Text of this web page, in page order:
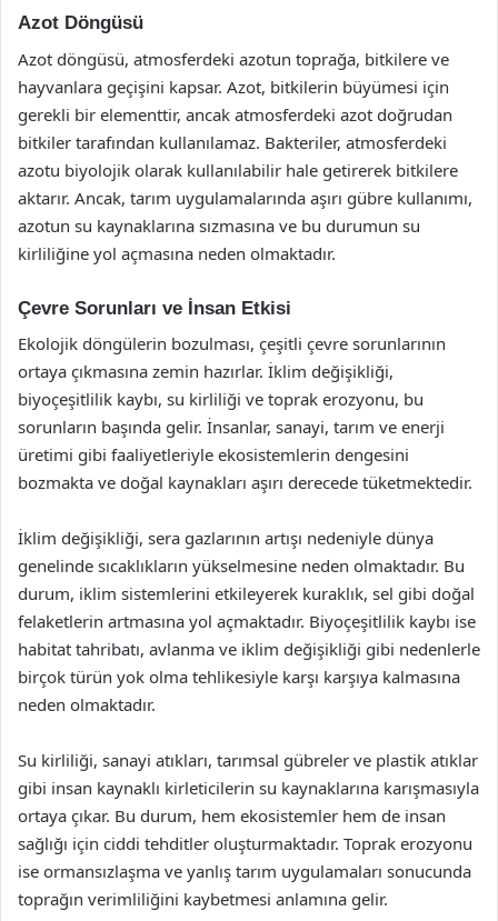
Azot Döngüsü
Azot döngüsü, atmosferdeki azotun toprağa, bitkilere ve
hayvanlara geçişini kapsar. Azot, bitkilerin büyümesi için
gerekli bir elementtir, ancak atmosferdeki azot doğrudan
bitkiler tarafından kullanılamaz. Bakteriler, atmosferdeki
azotu biyolojik olarak kullanılabilir hale getirerek bitkilere
aktarır. Ancak, tarım uygulamalarında aşırı gübre kullanımı,
azotun su kaynaklarına sızmasına ve bu durumun su
kirliliğine yol açmasına neden olmaktadır.
Çevre Sorunları ve İnsan Etkisi
Ekolojik döngülerin bozulması, çeşitli çevre sorunlarının
ortaya çıkmasına zemin hazırlar. İklim değişikliği,
biyoçeşitlilik kaybı, su kirliliği ve toprak erozyonu, bu
sorunların başında gelir. İnsanlar, sanayi, tarım ve enerji
üretimi gibi faaliyetleriyle ekosistemlerin dengesini
bozmakta ve doğal kaynakları aşırı derecede tüketmektedir.
İklim değişikliği, sera gazlarının artışı nedeniyle dünya
genelinde sıcaklıkların yükselmesine neden olmaktadır. Bu
durum, iklim sistemlerini etkileyerek kuraklık, sel gibi doğal
felaketlerin artmasına yol açmaktadır. Biyoçeşitlilik kaybı ise
habitat tahribatı, avlanma ve iklim değişikliği gibi nedenlerle
birçok türün yok olma tehlikesiyle karşı karşıya kalmasına
neden olmaktadır.
Su kirliliği, sanayi atıkları, tarımsal gübreler ve plastik atıklar
gibi insan kaynaklı kirleticilerin su kaynaklarına karışmasıyla
ortaya çıkar. Bu durum, hem ekosistemler hem de insan
sağlığı için ciddi tehditler oluşturmaktadır. Toprak erozyonu
ise ormansızlaşma ve yanlış tarım uygulamaları sonucunda
toprağın verimliliğini kaybetmesi anlamına gelir.